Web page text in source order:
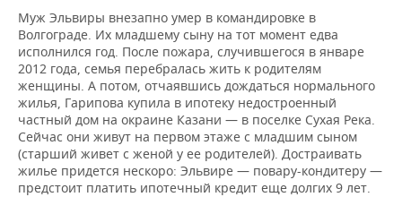
Муж Эльвиры внезапно умер в командировке в
Волгограде. Их младшему сыну на тот момент едва
исполнился год. После пожара, случившегося в январе
2012 года, семья перебралась жить к родителям
женщины. А потом, отчаявшись дождаться нормального
жилья, Гарипова купила в ипотеку недостроенный
частный дом на окраине Казани — в поселке Сухая Река.
Сейчас они живут на первом этаже с младшим сыном
(старший живет с женой у ее родителей). Достраивать
жилье придется нескоро: Эльвире — повару-кондитеру —
предстоит платить ипотечный кредит еще долгих 9 лет.